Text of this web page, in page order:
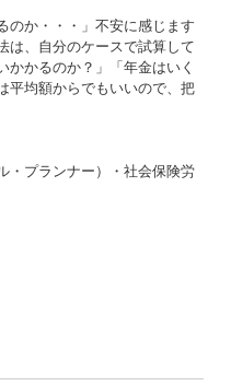
のか・・・」不安に感じます
は、自分のケースで試算して
かかるのか？」「年金はいく
平均額からでもいいので、把
プランナー）・社会保険労